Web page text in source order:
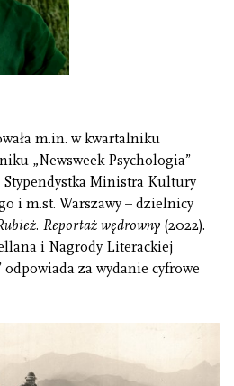
m.in. w kwartalniku
„Newsweek Psychologia”
Stypendystka Ministra Kultury
i m.st. Warszawy – dzielnicy
Reportaż wędrowny (2022).
i Nagrody Literackiej
odpowiada za wydanie cyfrowe